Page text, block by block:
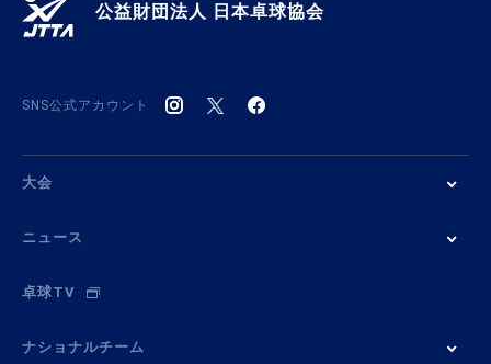
公益財団法人 日本卓球協会
SNS公式アカウント
大会
ニュース
卓球TV
ナショナルチーム